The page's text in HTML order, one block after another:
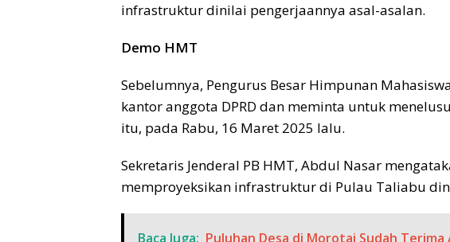
infrastruktur dinilai pengerjaannya asal-asalan.
Demo HMT
Sebelumnya, Pengurus Besar Himpunan
kantor anggota DPRD dan meminta untuk
itu, pada Rabu, 16 Maret 2025 lalu.
Sekretaris Jenderal PB HMT, Abdul Nasar
memproyeksikan infrastruktur di Pulau Taliabu
Baca Juga: Puluhan Desa di Morotai Sudah Terima